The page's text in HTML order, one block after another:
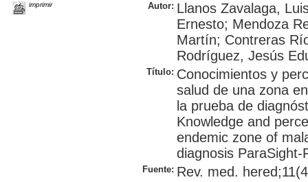
imprimir Autor: Llanos Zavalaga,
Ernesto; Mendoza
Martín; Contreras
Rodríguez, Jesús
Título: Conocimientos y
salud de una zona
la prueba de
Knowledge and
endemic zone of
diagnosis ParaSight-
Fuente: Rev. med.